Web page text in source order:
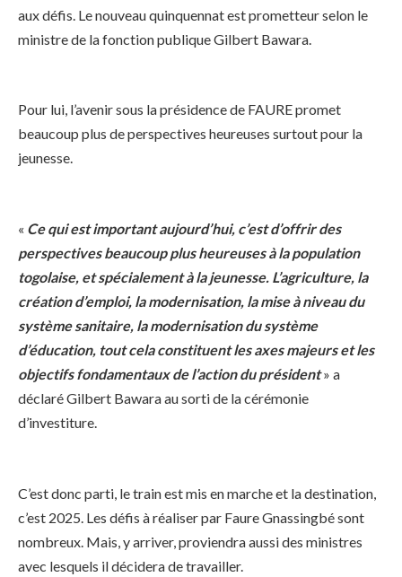
aux défis. Le nouveau quinquennat est prometteur selon le
ministre de la fonction publique Gilbert Bawara.
Pour lui, l’avenir sous la présidence de FAURE promet
beaucoup plus de perspectives heureuses surtout pour la
jeunesse.
« Ce qui est important aujourd’hui, c’est d’offrir des
perspectives beaucoup plus heureuses à la population
togolaise, et spécialement à la jeunesse. L’agriculture, la
création d’emploi, la modernisation, la mise à niveau du
système sanitaire, la modernisation du système
d’éducation, tout cela constituent les axes majeurs et les
objectifs fondamentaux de l’action du président» a
déclaré Gilbert Bawara au sorti de la cérémonie
d’investiture.
C’est donc parti, le train est mis en marche et la destination,
c’est 2025. Les défis à réaliser par Faure Gnassingbé sont
nombreux. Mais, y arriver, proviendra aussi des ministres
avec lesquels il décidera de travailler.